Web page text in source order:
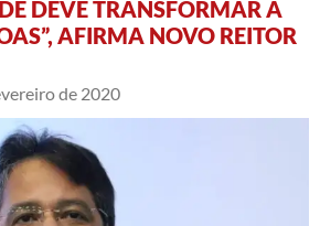
DEVE TRANSFORMAR A
AFIRMA NOVO REITOR
de 2020